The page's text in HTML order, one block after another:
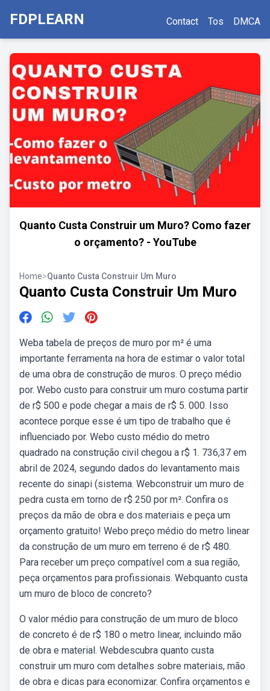
FDPLEARN Contact Tos DMCA
Quanto Custa Construir um Muro? Como fazer
o orçamento? - YouTube
Home>Quanto Custa Construir Um Muro
Quanto Custa Construir Um Muro
Weba tabela de preços de muro por m² é uma
importante ferramenta na hora de estimar o valor total
de uma obra de construção de muros. O preço médio
por. Webo custo para construir um muro costuma partir
de r$ 500 e pode chegar a mais de r$ 5. 000. Isso
acontece porque esse é um tipo de trabalho que é
influenciado por. Webo custo médio do metro
quadrado na construção civil chegou a r$ 1. 736,37 em
abril de 2024, segundo dados do levantamento mais
recente do sinapi (sistema. Webconstruir um muro de
pedra custa em torno de r$ 250 por m². Confira os
preços da mão de obra e dos materiais e peça um
orçamento gratuito! Webo preço médio do metro linear
da construção de um muro em terreno é de r$ 480.
Para receber um preço compatível com a sua região,
peça orçamentos para profissionais. Webquanto custa
um muro de bloco de concreto?
O valor médio para construção de um muro de bloco
de concreto é de r$ 180 o metro linear, incluindo mão
de obra e material. Webdescubra quanto custa
construir um muro com detalhes sobre materiais, mão
de obra e dicas para economizar. Confira orçamentos e